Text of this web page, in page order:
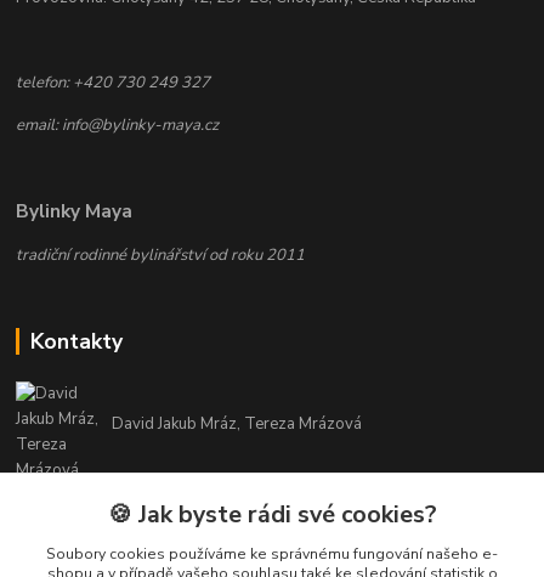
telefon: +420 730 249 327
email: info@bylinky-maya.cz
Bylinky Maya
tradiční rodinné bylinářství od roku 2011
Kontakty
David Jakub Mráz, Tereza Mrázová
info@bylinky-maya.cz
🍪 Jak byste rádi své cookies?
Soubory cookies používáme ke správnému fungování našeho e-